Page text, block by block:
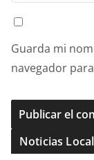
Guarda mi
navegador
Noticias